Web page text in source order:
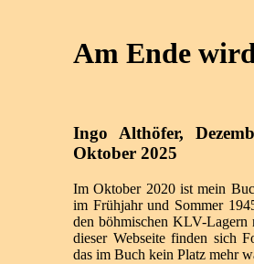
Am Ende
Ingo Althöfer,
Oktober 2025
Im Oktober 2020 ist mein
im Frühjahr und Sommer
den böhmischen KLV-
dieser Webseite finden sich
das im Buch kein Platz mehr